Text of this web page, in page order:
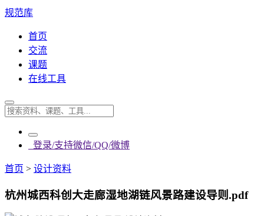
规范库
首页
交流
课题
在线工具
登录/支持微信/QQ/微博
首页 > 设计资料
杭州城西科创大走廊湿地湖链风景路建设导则.pdf